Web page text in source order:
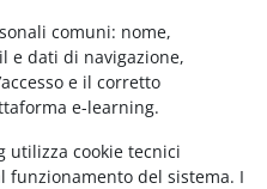
comuni: nome,
e dati di navigazione,
e il corretto
e-learning.
utilizza cookie tecnici
funzionamento del sistema. I